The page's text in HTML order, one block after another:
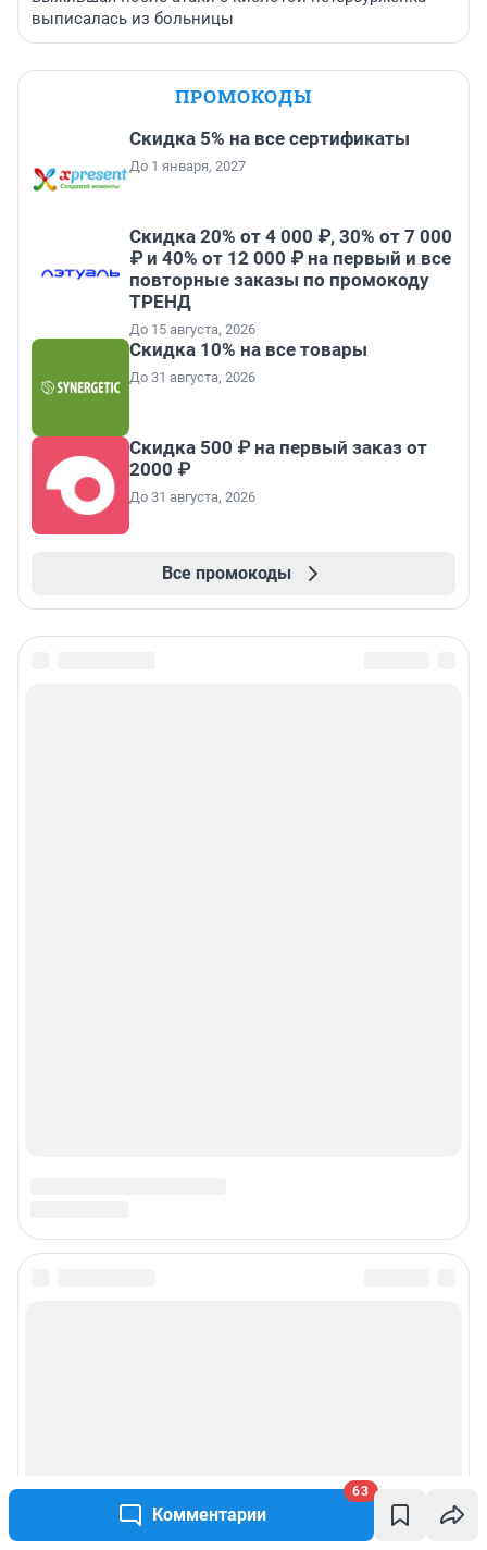
Комментарии
63
выписалась из больницы
ПРОМОКОДЫ
Скидка 5% на все сертификаты
До 1 января, 2027
Скидка 20% от 4 000 ₽, 30% от 7 000
₽ и 40% от 12 000 ₽ на первый и все
повторные заказы по промокоду
ТРЕНД
До 15 августа, 2026
Скидка 10% на все товары
До 31 августа, 2026
Скидка 500 ₽ на первый заказ от
2000 ₽
До 31 августа, 2026
Все промокоды